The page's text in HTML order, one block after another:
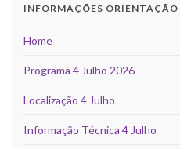
INFORMAÇÕES ORIENTAÇÃO
Home
Programa 4 Julho 2026
Localização 4 Julho
Informação Técnica 4 Julho